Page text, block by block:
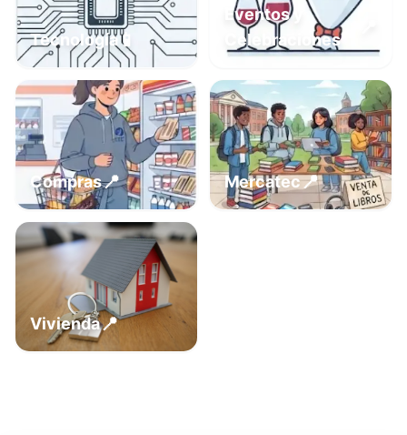
Tecnología📱
Eventos y
Celebraciones
Compras📍 Mercatec📍
Vivienda📍